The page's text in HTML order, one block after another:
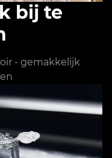
bij te
- gemakkelijk